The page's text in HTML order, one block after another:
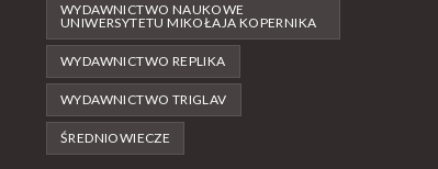
WYDAWNICTWO NAUKOWE
UNIWERSYTETU MIKOŁAJA KOPERNIKA
WYDAWNICTWO REPLIKA
WYDAWNICTWO TRIGLAV
ŚREDNIOWIECZE